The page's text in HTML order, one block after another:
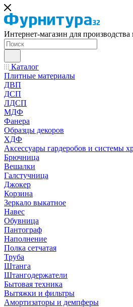
Интернет-магазин для производства
Каталог
Плитные материалы
ДВП
ДСП
ЛДСП
МДФ
Фанера
Образцы декоров
ХДФ
Аксессуары гардеробов и системы
Брючница
Вешалки
Галстучница
Джокер
Корзина
Зеркало выкатное
Навес
Обувница
Пантограф
Наполнение
Полка сетчатая
Труба
Штанга
Штангодержатели
Бытовая техника
Вытяжки и фильтры
Амортизаторы и демпферы